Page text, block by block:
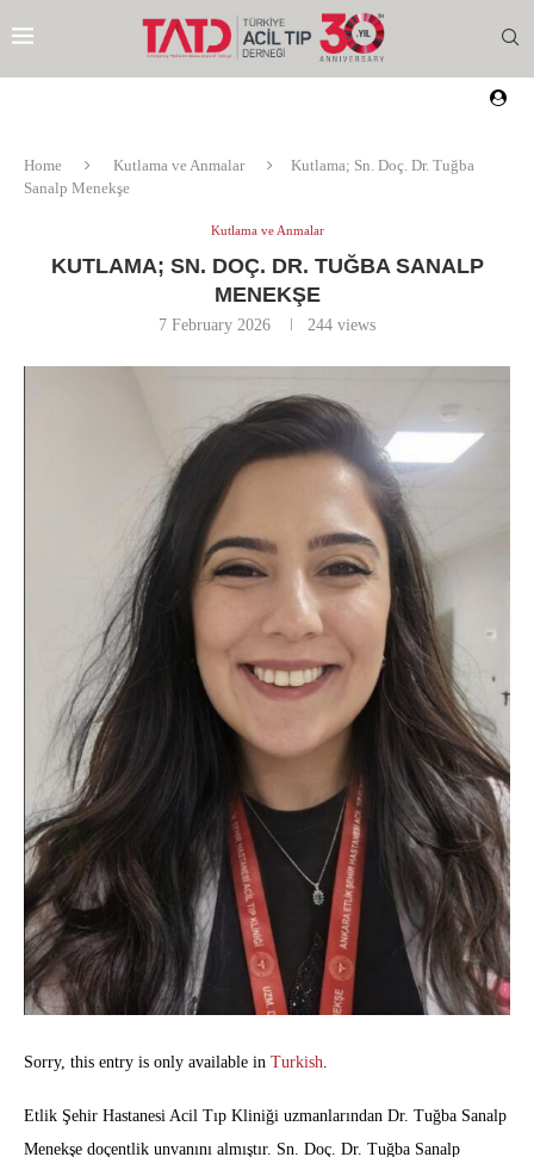
Home Kutlama ve Anmalar
Kutlama; Sn. Doç. Dr. Tuğba
Sanalp Menekşe
Kutlama ve Anmalar
KUTLAMA; SN. DOÇ. DR. TUĞBA SANALP
MENEKŞE
7 February 2026 244 views
Sorry, this entry is only available in Turkish
Etlik Şehir Hastanesi Acil Tıp Kliniği uzmanlarından Dr. Tuğba Sanalp
Menekşe doçentlik unvanını almıştır. Sn. Doç. Dr. Tuğba Sanalp